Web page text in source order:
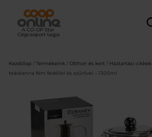
tartalomhoz
Kezdőlap / Termékeink / Otthon és kert / Háztartási cikkek
teáskanna fém fedéllel és szűrővel – 1300ml